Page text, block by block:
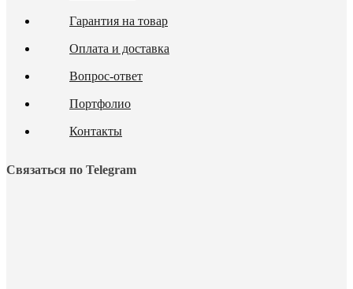
Гарантия на товар
Оплата и доставка
Вопрос-ответ
Портфолио
Контакты
Связаться по Telegram